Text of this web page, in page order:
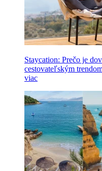
Staycation: Prečo je
cestovateľským
viac